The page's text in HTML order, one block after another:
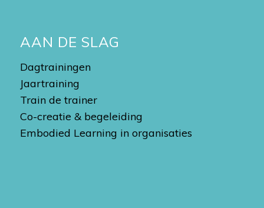
AAN DE SLAG
Dagtrainingen
Jaartraining
Train de trainer
Co-creatie & begeleiding
Embodied Learning in organisaties